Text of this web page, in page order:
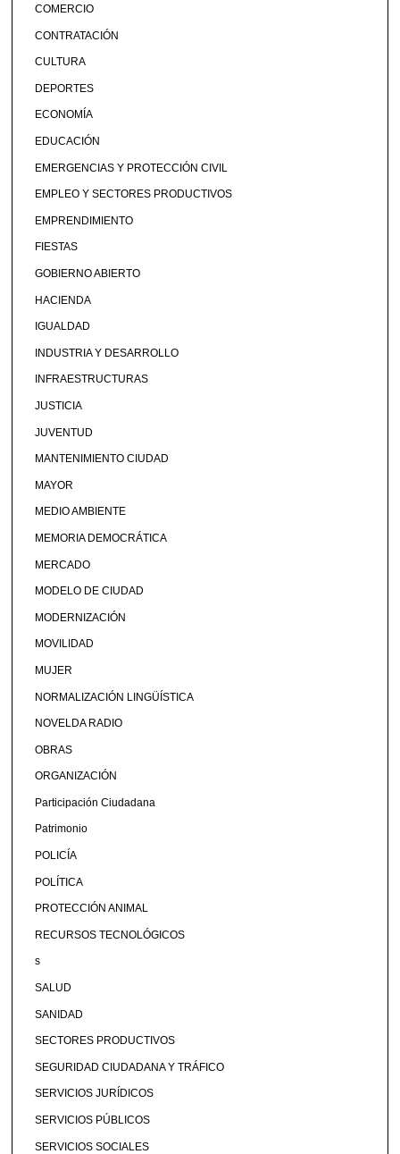
COMERCIO
CONTRATACIÓN
CULTURA
DEPORTES
ECONOMÍA
EDUCACIÓN
EMERGENCIAS Y PROTECCIÓN CIVIL
EMPLEO Y SECTORES PRODUCTIVOS
EMPRENDIMIENTO
FIESTAS
GOBIERNO ABIERTO
HACIENDA
IGUALDAD
INDUSTRIA Y DESARROLLO
INFRAESTRUCTURAS
JUSTICIA
JUVENTUD
MANTENIMIENTO CIUDAD
MAYOR
MEDIO AMBIENTE
MEMORIA DEMOCRÁTICA
MERCADO
MODELO DE CIUDAD
MODERNIZACIÓN
MOVILIDAD
MUJER
NORMALIZACIÓN LINGÜÍSTICA
NOVELDA RADIO
OBRAS
ORGANIZACIÓN
Participación Ciudadana
Patrimonio
POLICÍA
POLÍTICA
PROTECCIÓN ANIMAL
RECURSOS TECNOLÓGICOS
s
SALUD
SANIDAD
SECTORES PRODUCTIVOS
SEGURIDAD CIUDADANA Y TRÁFICO
SERVICIOS JURÍDICOS
SERVICIOS PÚBLICOS
SERVICIOS SOCIALES